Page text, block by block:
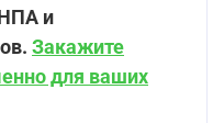
и
Закажите
для ваших